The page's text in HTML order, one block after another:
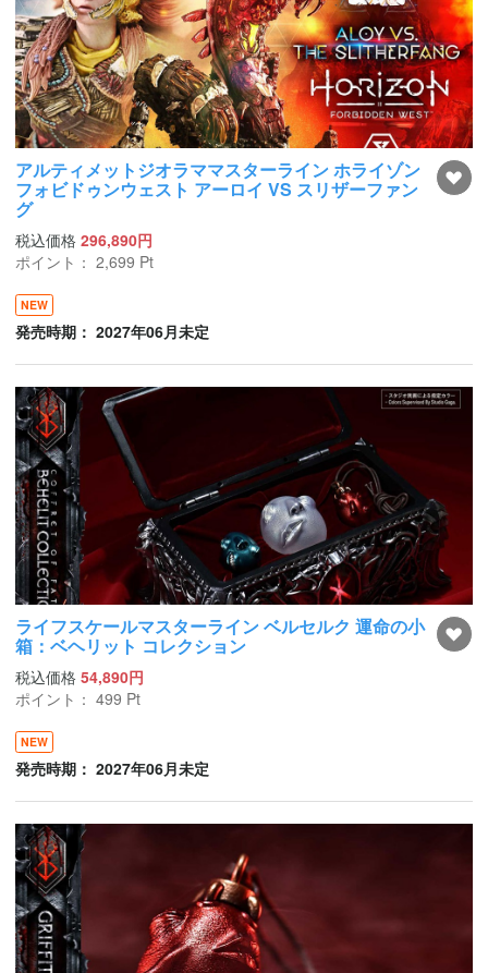
アルティメットジオラママスターライン ホライゾン
フォビドゥンウェスト アーロイ VS スリザーファン
グ
税込価格 296,890円
ポイント： 2,699 Pt
NEW
発売時期： 2027年06月未定
ライフスケールマスターライン ベルセルク 運命の小
箱：ベヘリット コレクション
税込価格 54,890円
ポイント： 499 Pt
NEW
発売時期： 2027年06月未定